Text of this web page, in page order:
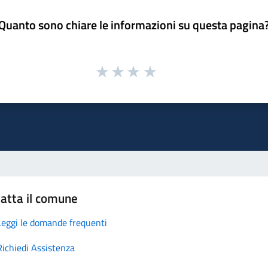
sono chiare le informazioni su questa
il comune
le domande frequenti
Assistenza